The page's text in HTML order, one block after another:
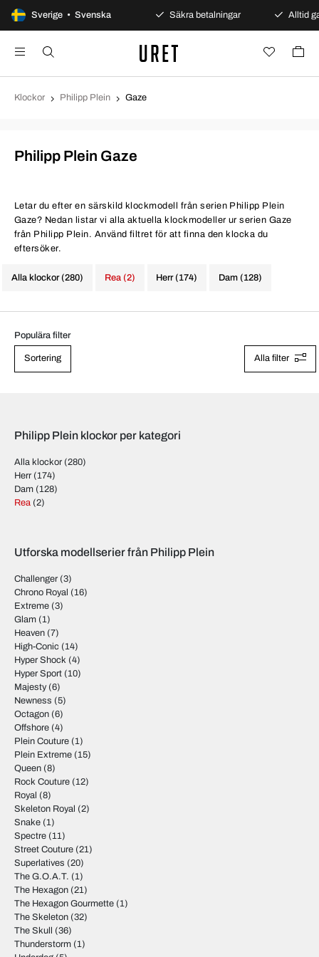
Sverige • Svenska
100 dagars öppet köp Säkra betalningar Alltid
Klockor Philipp Plein Gaze
Philipp Plein Gaze
Letar du efter en särskild klockmodell från serien Philipp Plein
Gaze? Nedan listar vi alla aktuella klockmodeller ur serien Gaze
från Philipp Plein. Använd filtret för att finna den klocka du
eftersöker.
Alla klockor (280) Herr (174) Dam (128)
Rea (2)
Populära filter
Sortering Alla filter
Philipp Plein klockor per kategori
Alla klockor (280)
Herr (174)
Dam (128)
Rea (2)
Utforska modellserier från Philipp Plein
Challenger (3)
Chrono Royal (16)
Extreme (3)
Glam (1)
Heaven (7)
High-Conic (14)
Hyper Shock (4)
Hyper Sport (10)
Majesty(6)
Newness (5)
Octagon (6)
Offshore (4)
Plein Couture (1)
Plein Extreme (15)
Queen (8)
Rock Couture (12)
Royal (8)
Skeleton Royal (2)
Snake (1)
Spectre (11)
Street Couture (21)
Superlatives (20)
The G.O.A.T. (1)
The Hexagon (21)
The Hexagon Gourmette (1)
The Skeleton (32)
The Skull
(36)
Thunderstorm (1)